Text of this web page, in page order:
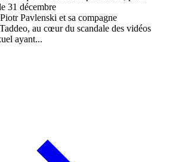
Pavlenski et sa compagne
au cœur du scandale des vidéos
ayant...